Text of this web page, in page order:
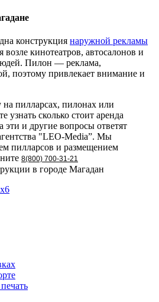
конструкция наружной рекламы
возле кинотеатров, автосалонов и
Пилон — реклама,
поэтому привлекает внимание и
на пилларсах, пилонах или
узнать сколько стоит аренда
эти и другие вопросы ответят
"LEO-Media”. Мы
пилларсов и размещением
8(800) 700-31-21
в городе Магадан